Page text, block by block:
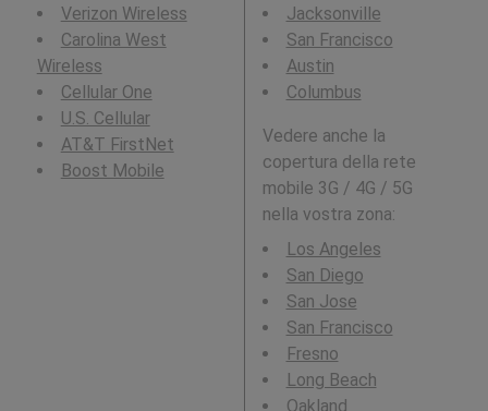
Verizon Wireless
Carolina West
Wireless
Cellular One
U.S. Cellular
AT&T FirstNet
Boost Mobile
Jacksonville
San Francisco
Austin
Columbus
Vedere anche la
copertura della rete
mobile 3G / 4G / 5G
nella vostra zona:
Los Angeles
San Diego
San Jose
San Francisco
Fresno
Long Beach
Oakland